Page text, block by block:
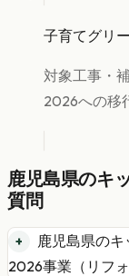
子育てグリ
対象工事・
2026への移
鹿児島県のキ
質問
鹿児島県のキ
2026事業（リフォ